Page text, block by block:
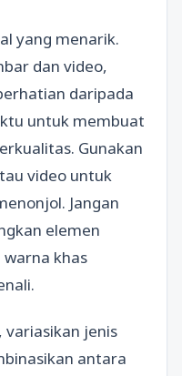
yang menarik.
dan video,
daripada
untuk membuat
Gunakan
video untuk
Jangan
elemen
khas
jenis
antara